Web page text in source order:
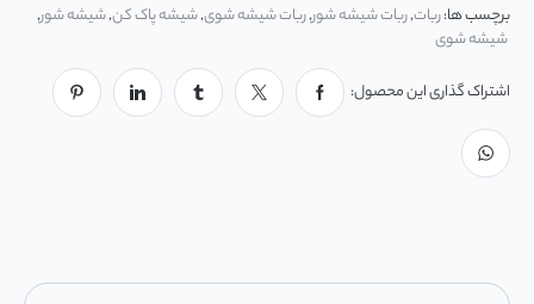
برچسب ها:ربات,ربات شیشه شور,ربات شیشه شوی,شیشه پاک کن,شیشه شور,
شیشه شوی
اشتراک گذاری این محصول: